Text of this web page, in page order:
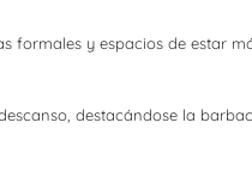
formales y espacios de estar
destacándose la